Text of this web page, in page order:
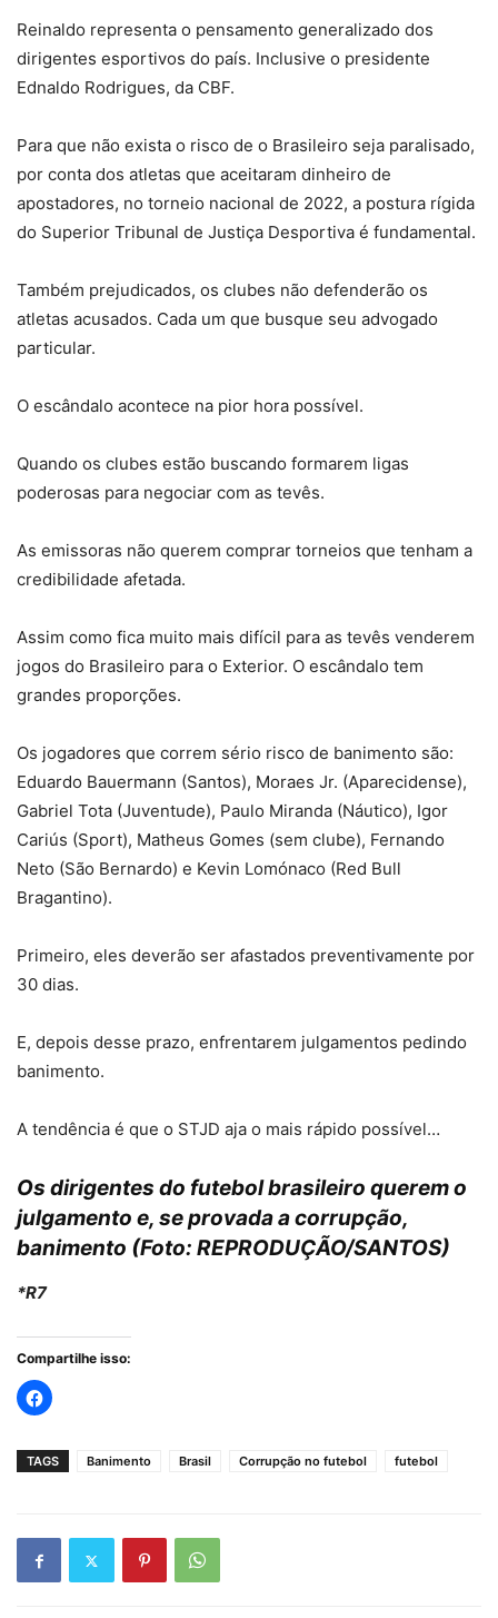
Reinaldo representa o pensamento generalizado dos
dirigentes esportivos do país. Inclusive o presidente
Ednaldo Rodrigues, da CBF.
Para que não exista o risco de o Brasileiro seja paralisado,
por conta dos atletas que aceitaram dinheiro de
apostadores, no torneio nacional de 2022, a postura rígida
do Superior Tribunal de Justiça Desportiva é fundamental.
Também prejudicados, os clubes não defenderão os
atletas acusados. Cada um que busque seu advogado
particular.
O escândalo acontece na pior hora possível.
Quando os clubes estão buscando formarem ligas
poderosas para negociar com as tevês.
As emissoras não querem comprar torneios que tenham a
credibilidade afetada.
Assim como fica muito mais difícil para as tevês venderem
jogos do Brasileiro para o Exterior. O escândalo tem
grandes proporções.
Os jogadores que correm sério risco de banimento são:
Eduardo Bauermann (Santos), Moraes Jr. (Aparecidense),
Gabriel Tota (Juventude), Paulo Miranda (Náutico), Igor
Cariús (Sport), Matheus Gomes (sem clube), Fernando
Neto (São Bernardo) e Kevin Lomónaco (Red Bull
Bragantino).
Primeiro, eles deverão ser afastados preventivamente por
30 dias.
E, depois desse prazo, enfrentarem julgamentos pedindo
banimento.
A tendência é que o STJD aja o mais rápido possível…
Os dirigentes do futebol brasileiro querem o
julgamento e, se provada a corrupção,
banimento (Foto: REPRODUÇÃO/SANTOS)
*R7
Compartilhe isso:
TAGS Banimento Brasil Corrupção no futebol futebol